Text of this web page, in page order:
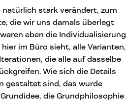
natürlich stark verändert, zum
die wir uns damals überlegt
eben die Individualisierung
im Büro sieht, alle Varianten,
die alle auf dasselbe
Wie sich die Details
gestaltet sind, das wurde
die Grundphilosophie